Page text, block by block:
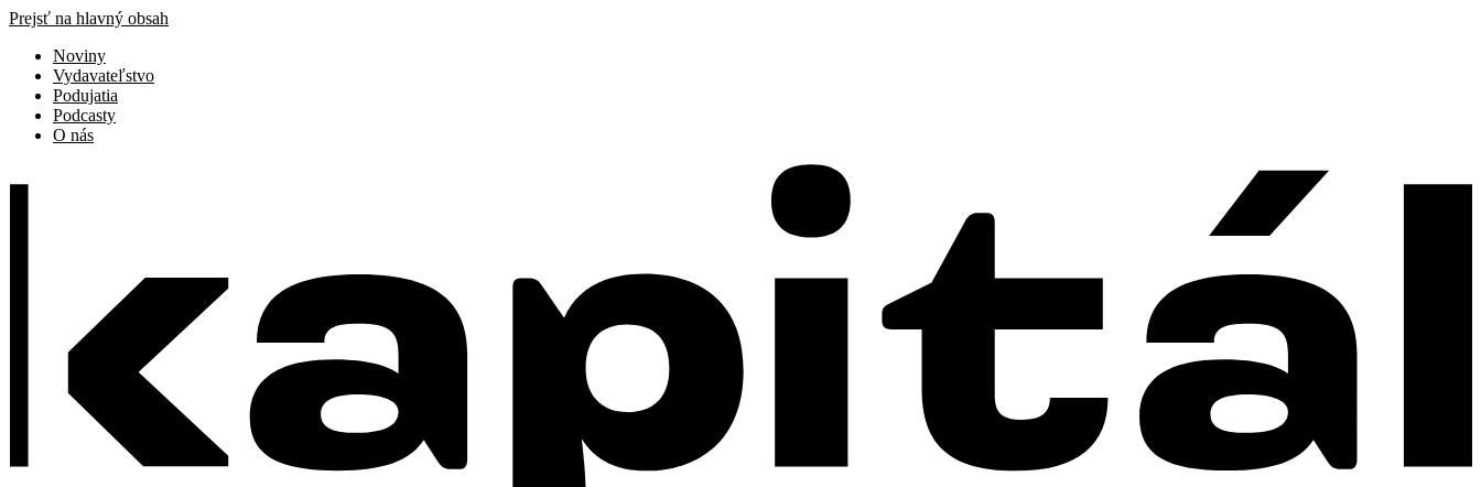
Prejsť na hlavný obsah
Noviny
Vydavateľstvo
Podujatia
Podcasty
O nás